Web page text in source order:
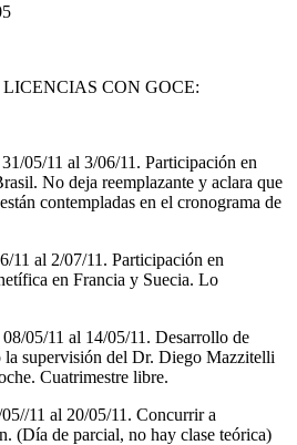
LICENCIAS CON GOCE:
05/11 al 3/06/11. Participación en
No deja reemplazante y aclara que
contempladas en el cronograma de
al 2/07/11. Participación en
en Francia y Suecia. Lo
05/11 al 14/05/11. Desarrollo de
la supervisión del Dr. Diego Mazzitelli
Cuatrimestre libre.
11 al 20/05/11. Concurrir a
(Día de parcial, no hay clase teórica)